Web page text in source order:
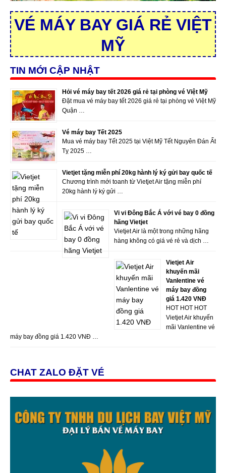
VÉ MÁY BAY GIÁ RẺ VIỆT
MỸ
TIN MỚI CẬP NHẬT
Hỏi vé máy bay tết 2026 giá rẻ tại phòng vé Việt Mỹ
Đặt mua vé máy bay tết 2026 giá rẻ tại phòng vé Việt Mỹ
Quận …
Vé máy bay Tết 2025
Mua vé máy bay Tết 2025 tại Việt Mỹ Tết Nguyên Đán Ất
Tỵ 2025 …
Vietjet tặng miễn phí 20kg hành lý ký gửi bay quốc tế
Chương trình mới toanh từ Vietjet Air tặng miễn phí
20kg hành lý ký gửi …
Vi vi Đông Bắc Á với vé bay 0 đồng
hãng Vietjet
Vietjet Air là một trong những hãng
hàng không có giá vé rẻ và dịch …
Vietjet Air
khuyến mãi
Vanlentine vé
máy bay đồng
giá 1.420 VNĐ
HOT HOT HOT
Vietjet Air khuyến
mãi Vanlentine vé
máy bay đồng giá 1.420 VNĐ …
CHAT ZALO ĐẶT VÉ